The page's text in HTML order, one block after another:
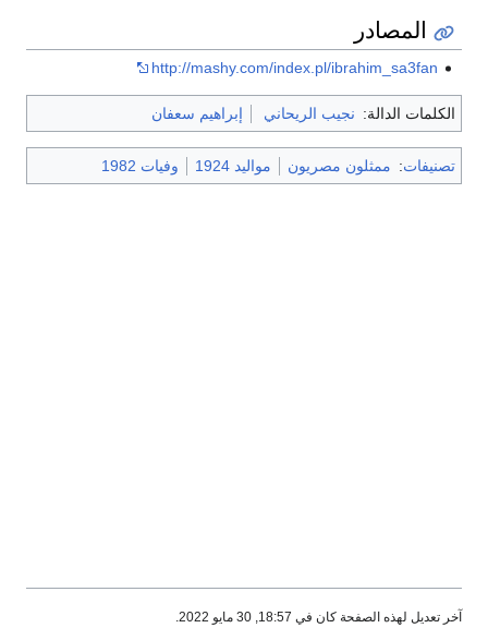
المصادر
http://mashy.com/index.pl/ibrahim_sa3fan
الكلمات الدالة: نجيب الريحاني إبراهيم سعفان
تصنيفات: ممثلون مصريون مواليد 1924 وفيات 1982
آخر تعديل لهذه الصفحة كان في 18:57, 30 مايو 2022.